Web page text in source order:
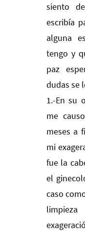
siento
escribía
alguna
tengo y
paz
dudas se
1.-En su
me
meses a
mi
fue la
el
caso